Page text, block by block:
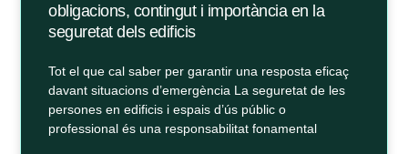
obligacions, contingut i importància en la
seguretat dels edificis
Tot el que cal saber per garantir una resposta eficaç
davant situacions d’emergència La seguretat de les
persones en edificis i espais d’ús públic o
professional és una responsabilitat fonamental